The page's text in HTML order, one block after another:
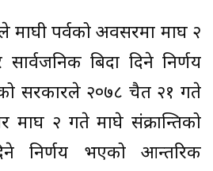
माघी पर्वको अवसरमा माघ २
सार्वजनिक बिदा दिने निर्णय
सरकारले २०७८ चैत २१ गते
माघ २ गते माघे संक्रान्तिको
निर्णय भएको आन्तरिक